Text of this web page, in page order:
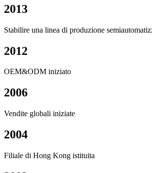
2013
Stabilire una linea di produzione
2012
OEM&ODM iniziato
2006
Vendite globali iniziate
2004
Filiale di Hong Kong istituita